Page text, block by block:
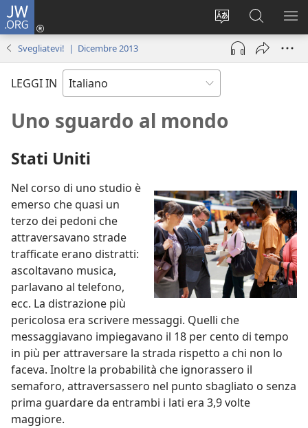
JW.ORG
Modificare
lingua
Accedi
(apre
nuova
finestra)
Cerca
in
JW.ORG
Svegliatevi! | Dicembre 2013
LEGGI IN
Uno sguardo al mondo
Stati Uniti
Nel corso di uno studio è
emerso che quasi un
terzo dei pedoni che
attraversavano strade
trafficate erano distratti:
ascoltavano musica,
parlavano al telefono,
ecc. La distrazione più
pericolosa era scrivere messaggi. Quelli che
messaggiavano impiegavano il 18 per cento di tempo
in più per attraversare la strada rispetto a chi non lo
faceva. Inoltre la probabilità che ignorassero il
semaforo, attraversassero nel punto sbagliato o senza
prima guardare da entrambi i lati era 3,9 volte
maggiore.